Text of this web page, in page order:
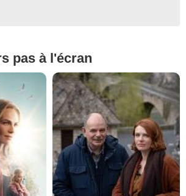
pas à l'écran